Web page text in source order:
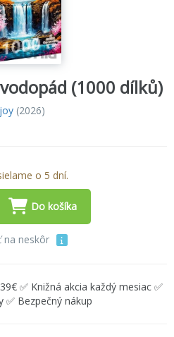
(1000 dílků)
(2026)
o 5 dní.
Do košíka
na neskôr
✅ Knižná akcia každý mesiac ✅
✅ Bezpečný nákup